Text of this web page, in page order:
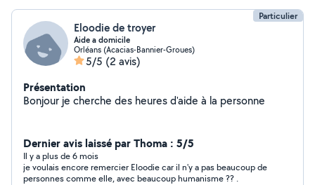
Particulier
Eloodie de troyer
Aide a domicile
Orléans (Acacias-Bannier-Groues)
5/5 (2 avis)
Présentation
Bonjour je cherche des heures d'aide à la personne
Dernier avis laissé par Thoma : 5/5
Il y a plus de 6 mois
je voulais encore remercier Eloodie car il n'y a pas beaucoup de
personnes comme elle, avec beaucoup humanisme ?? .